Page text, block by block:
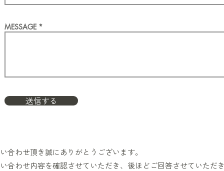
MESSAGE
送信する
合わせ頂き誠にありがとうございます。
合わせ内容を確認させていただき、後ほどご回答させていただき